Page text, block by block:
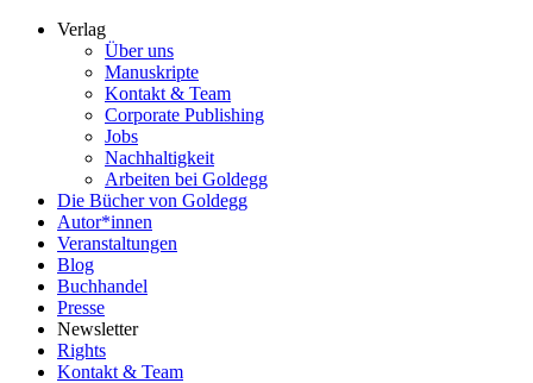
Verlag
Über uns
Manuskripte
Kontakt & Team
Corporate Publishing
Jobs
Nachhaltigkeit
Arbeiten bei Goldegg
Die Bücher von Goldegg
Autor*innen
Veranstaltungen
Blog
Buchhandel
Presse
Newsletter
Rights
Kontakt & Team